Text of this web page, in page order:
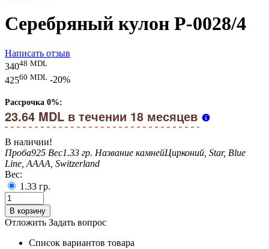
Серебряный кулон P-0028/4
Написать отзыв
34048 MDL
42560 MDL -20%
Рассрочка 0%:
23.64 MDL в течении 18 месяцев
В наличии!
Проба925 Вес1.33 гр. Название камнейЦирконий, Star, Blue
Line, AAAA, Switzerland
Вес:
1.33 гр.
В корзину
Отложить Задать вопрос
Список вариантов товара